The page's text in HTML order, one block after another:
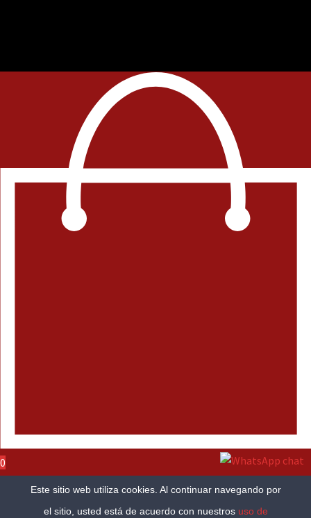
Este sitio web utiliza cookies. Al continuar navegando por
el sitio, usted está de acuerdo con nuestros uso de
0
Tu carrito